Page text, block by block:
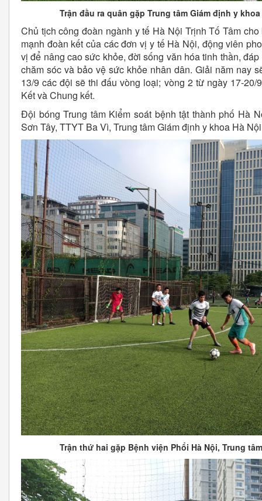
Trận đầu ra quân gặp Trung tâm Giám định y
Chủ tịch công đoàn ngành y tế Hà Nội Trịnh Tố Tâm
mạnh đoàn kết của các đơn vị y tế Hà Nội, động viên
vị để nâng cao sức khỏe, đời sống văn hóa tinh thần,
chăm sóc và bảo vệ sức khỏe nhân dân. Giải năm nay
13/9 các đội sẽ thi đấu vòng loại; vòng 2 từ ngày 17-
Kết và Chung kết.
Đội bóng Trung tâm Kiểm soát bệnh tật thành phố Hà
Sơn Tây, TTYT Ba Vì, Trung tâm Giám định y khoa Hà
Trận thứ hai gặp Bệnh viện Phổi Hà Nội, Trung